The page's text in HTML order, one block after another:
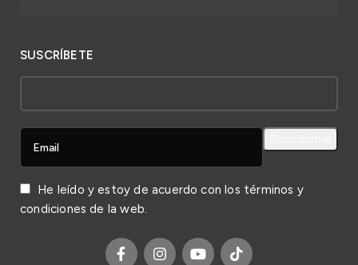
SUSCRÍBETE
He leído y estoy de acuerdo con los términos y
condiciones de la web.